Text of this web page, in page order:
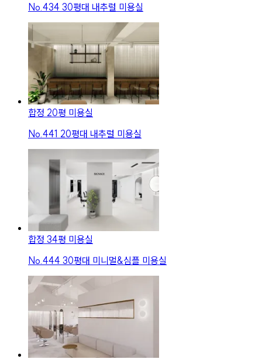
No. 434 30평대 내추럴 미용실
합정 20평 미용실
No. 441 20평대 내추럴 미용실
합정 34평 미용실
No. 444 30평대 미니멀&심플 미용실